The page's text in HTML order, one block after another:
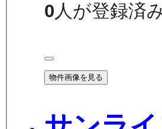
0人が登録済
物件画像を見る